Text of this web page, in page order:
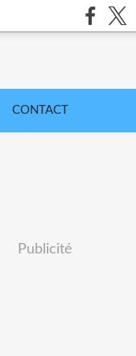
CONTACT
Publicité